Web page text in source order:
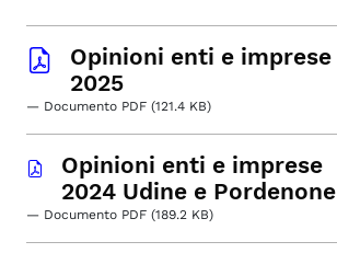
Opinioni enti e imprese
2025
— Documento PDF (121.4 KB)
Opinioni enti e imprese
2024 Udine e Pordenone
— Documento PDF (189.2 KB)